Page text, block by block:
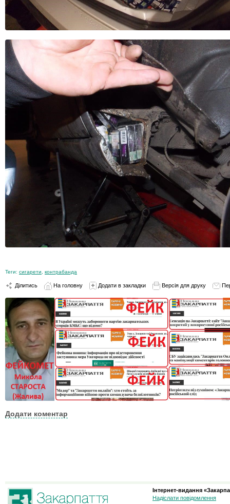
Теги: сигарети контрабанда
Ділитись На головну Додати в закладки Версія для друку
Додати коментар
Інтернет-видання
Надіслати повідомлення